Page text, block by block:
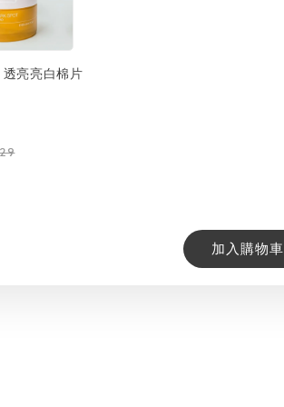
亮亮白棉片
加入購物車